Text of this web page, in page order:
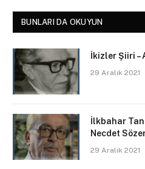
BUNLARI DA OKUYUN
İkizler Şiiri –
29 Aralık 2021
İlkbahar
Necdet
29 Aralık 2021